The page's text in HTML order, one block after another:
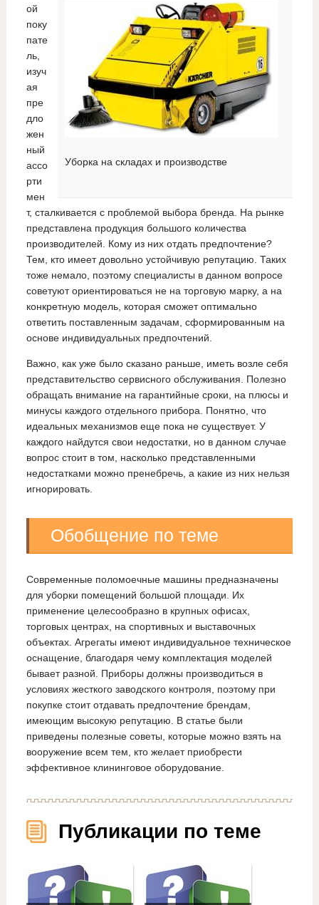
Уборка на складах и производстве
ой
поку
пате
ль,
изуч
ая
пре
дло
жен
ный
ассо
рти
мен
т, сталкивается с проблемой выбора бренда. На рынке
представлена продукция большого количества
производителей. Кому из них отдать предпочтение?
Тем, кто имеет довольно устойчивую репутацию. Таких
тоже немало, поэтому специалисты в данном вопросе
советуют ориентироваться не на торговую марку, а на
конкретную модель, которая сможет оптимально
ответить поставленным задачам, сформированным на
основе индивидуальных предпочтений.
Важно, как уже было сказано раньше, иметь возле себя
представительство сервисного обслуживания. Полезно
обращать внимание на гарантийные сроки, на плюсы и
минусы каждого отдельного прибора. Понятно, что
идеальных механизмов еще пока не существует. У
каждого найдутся свои недостатки, но в данном случае
вопрос стоит в том, насколько представленными
недостатками можно пренебречь, а какие из них нельзя
игнорировать.
Обобщение по теме
Современные поломоечные машины предназначены
для уборки помещений большой площади. Их
применение целесообразно в крупных офисах,
торговых центрах, на спортивных и выставочных
объектах. Агрегаты имеют индивидуальное техническое
оснащение, благодаря чему комплектация моделей
бывает разной. Приборы должны производиться в
условиях жесткого заводского контроля, поэтому при
покупке стоит отдавать предпочтение брендам,
имеющим высокую репутацию. В статье были
приведены полезные советы, которые можно взять на
вооружение всем тем, кто желает приобрести
эффективное клининговое оборудование.
Публикации по теме